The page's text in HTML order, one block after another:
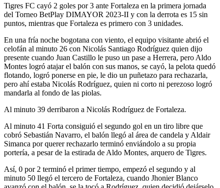
Tigres FC cayó 2 goles por 3 ante Fortaleza en la primera jornada
del Torneo BetPlay DIMAYOR 2023-II y con la derrota es 15 sin
puntos, mientras que Fortaleza es primero con 3 unidades.
En una fría noche bogotana con viento, el equipo visitante abrió el
celofán al minuto 26 con Nicolás Santiago Rodríguez quien dijo
presente cuando Juan Castillo le puso un pase a Herrera, pero Aldo
Montes logró atajar el balón con sus manos, se cayó, la pelota quedó
flotando, logró ponerse en pie, le dio un puñetazo para rechazarla,
pero ahí estaba Nicolás Rodríguez, quien ni corto ni perezoso logró
mandarla al fondo de las piolas.
Al minuto 39 derribaron a Nicolás Rodríguez de Fortaleza.
Al minuto 41 Forta consiguió el segundo gol en un tiro libre que
cobró Sebastián Navarro, el balón llegó al área de candela y Aldair
Simanca por querer rechazarlo terminó enviándolo a su propia
portería, a pesar de la estirada de Aldo Montes, arquero de Tigres.
Así, 0 por 2 terminó el primer tiempo, empezó el segundo y al
minuto 50 llegó el tercero de Fortaleza, cuando Jhonier Blanco